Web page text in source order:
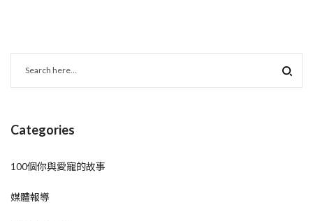
Categories
100個你與愛寵的故事
媒體報導